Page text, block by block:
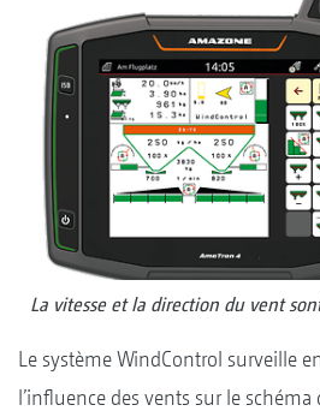
La vitesse et la direction du vent
Le système WindControl surveille
l’influence des vents sur le schéma